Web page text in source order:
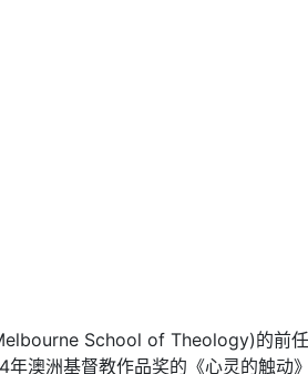
School of Theology)的前
澳洲基督教作品奖的《心灵的触动